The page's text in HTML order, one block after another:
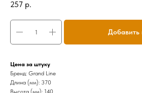
257 р.
Добавить
Цена за штуку
Бренд: Grand Line
Длина (мм): 370